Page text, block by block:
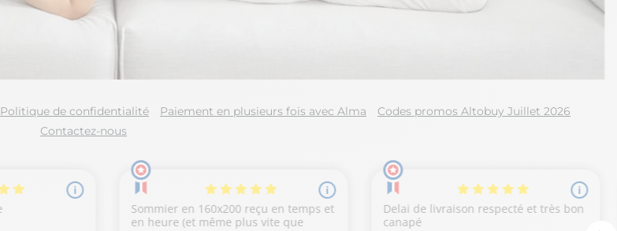
Politique de confidentialité Paiement en plusieurs fois avec Alma
Codes promos Altobuy Juillet 2026
Contactez-nous